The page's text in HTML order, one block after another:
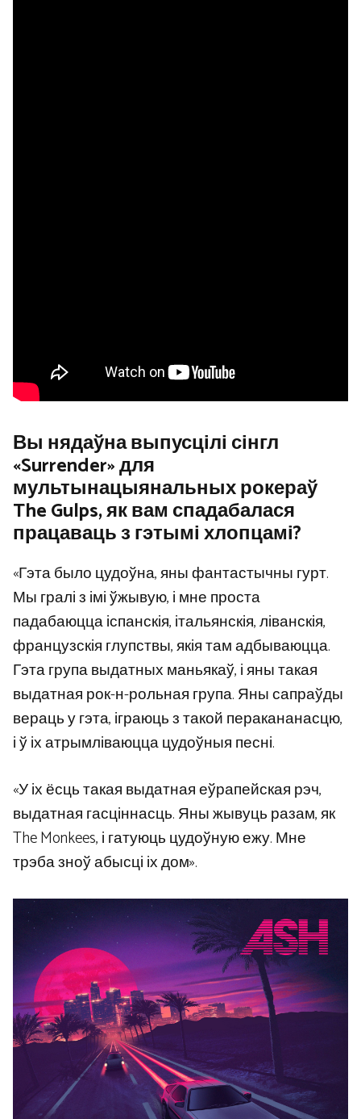
Вы нядаўна выпусцілі сінгл
«Surrender» для
мультынацыянальных рокераў
The Gulps, як вам спадабалася
працаваць з гэтымі хлопцамі?
«Гэта было цудоўна, яны фантастычны гурт.
Мы гралі з імі ўжывую, і мне проста
падабаюцца іспанскія, італьянскія, ліванскія,
французскія глупствы, якія там адбываюцца.
Гэта група выдатных маньякаў, і яны такая
выдатная рок-н-рольная група. Яны сапраўды
вераць у гэта, іграюць з такой перакананасцю,
і ў іх атрымліваюцца цудоўныя песні.
«У іх ёсць такая выдатная еўрапейская рэч,
выдатная гасціннасць. Яны жывуць разам, як
The Monkees, і гатуюць цудоўную ежу. Мне
трэба зноў абысці іх дом».